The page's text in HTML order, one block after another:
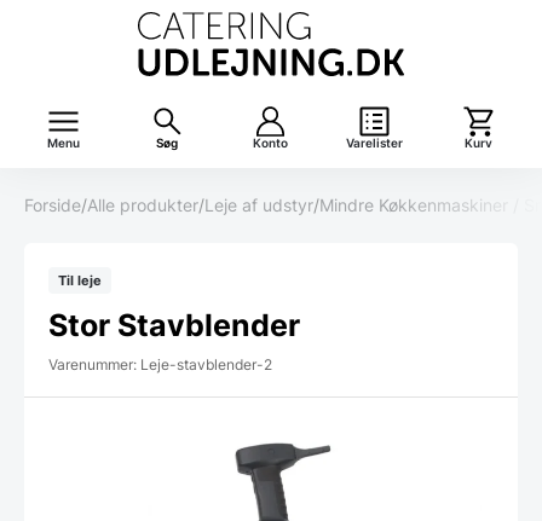
Menu Søg Konto Varelister Kurv
Forside/Alle produkter/Leje af udstyr/Mindre Køkkenmaskiner /
Til leje
Stor Stavblender
Varenummer: Leje-stavblender-2